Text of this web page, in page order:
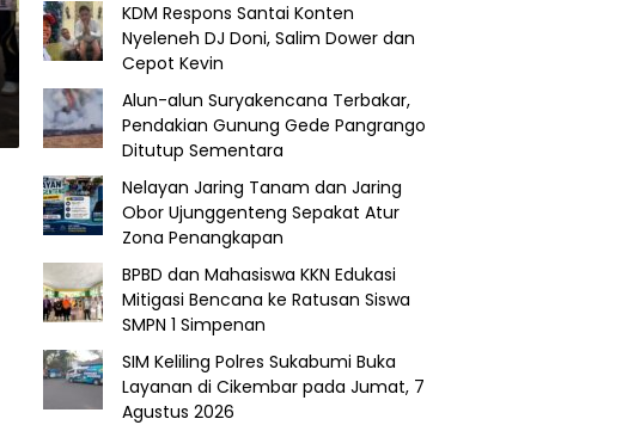
KDM Respons Santai Konten
Nyeleneh DJ Doni, Salim Dower dan
Cepot Kevin
Alun-alun Suryakencana Terbakar,
Pendakian Gunung Gede Pangrango
Ditutup Sementara
Nelayan Jaring Tanam dan Jaring
Obor Ujunggenteng Sepakat Atur
Zona Penangkapan
BPBD dan Mahasiswa KKN Edukasi
Mitigasi Bencana ke Ratusan Siswa
SMPN 1 Simpenan
SIM Keliling Polres Sukabumi Buka
Layanan di Cikembar pada Jumat, 7
Agustus 2026